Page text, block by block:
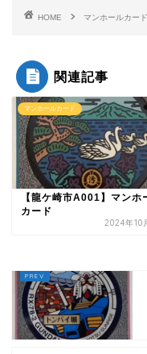
HOME マンホールカード
関連記事
マンホールカード
【龍ケ崎市A001】マンホ
カード
2024年10